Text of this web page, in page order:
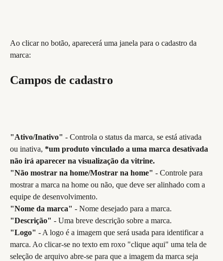
Ao clicar no botão, aparecerá uma janela para o cadastro da
marca:
Campos de cadastro
"Ativo/Inativo" - Controla o status da marca, se está ativada
ou inativa, *um produto vinculado a uma marca desativada
não irá aparecer na visualização da vitrine.
"Não mostrar na home/Mostrar na home" - Controle para
mostrar a marca na home ou não, que deve ser alinhado com a
equipe de desenvolvimento.
"Nome da marca" - Nome desejado para a marca.
"Descrição" - Uma breve descrição sobre a marca.
"Logo" - A logo é a imagem que será usada para identificar a
marca. Ao clicar-se no texto em roxo "clique aqui" uma tela de
seleção de arquivo abre-se para que a imagem da marca seja